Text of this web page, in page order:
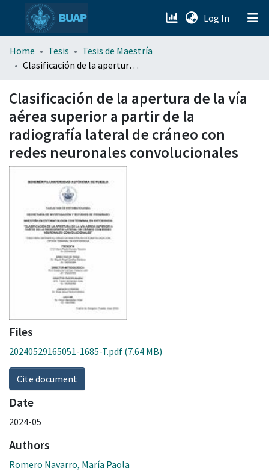
Log In (current)
menu.section.about_menu
Home Tesis
Tesis de Maestría
Clasificación de la apertura de la vía aérea superior a partir de la radiografía lateral de cráneo con redes neuronales convolucionales
Clasificación de la apertura de la vía
aérea superior a partir de la
radiografía lateral de cráneo con
redes neuronales convolucionales
Files
20240529165051-1685-T.pdf (7.64 MB)
Cite document
Date
2024-05
Authors
Romero Navarro, María Paola